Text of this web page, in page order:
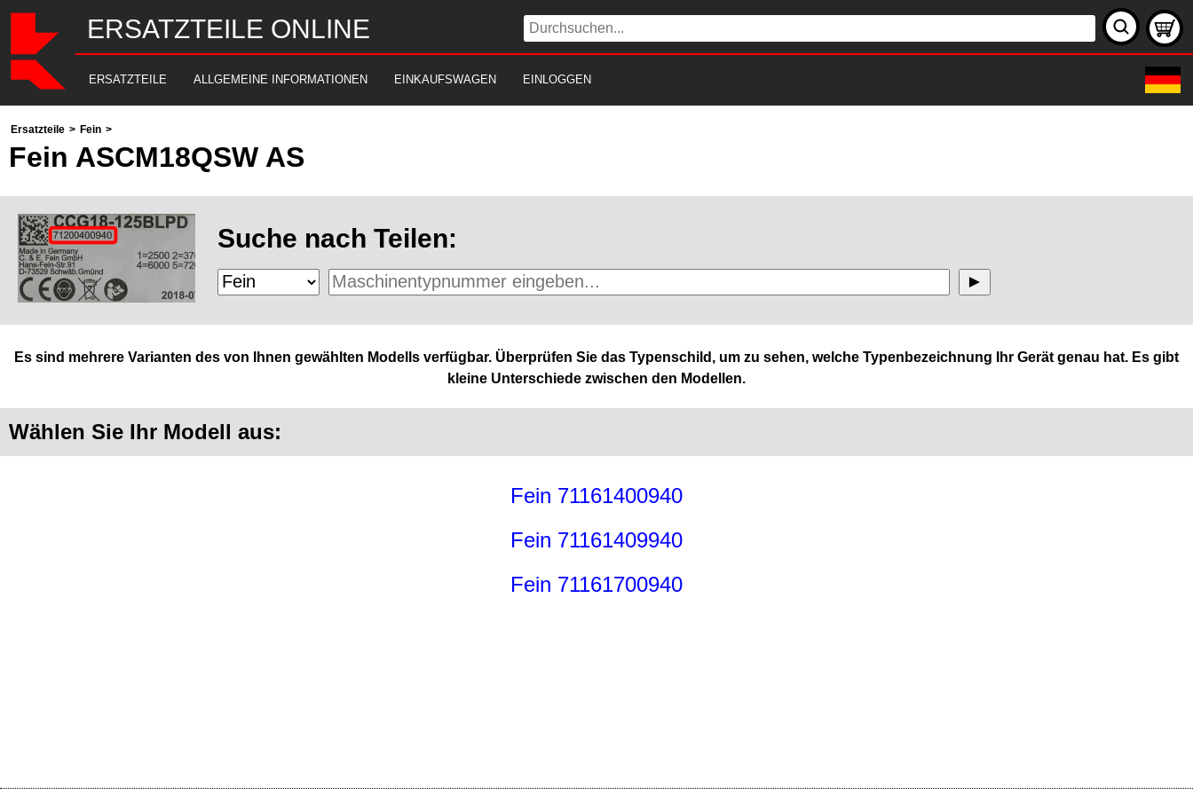
ERSATZTEILE ONLINE
ERSATZTEILE ALLGEMEINE INFORMATIONEN EINKAUFSWAGEN EINLOGGEN
Ersatzteile > Fein >
Fein ASCM18QSW AS
Suche nach Teilen:
Es sind mehrere Varianten des von Ihnen gewählten Modells verfügbar. Überprüfen Sie das Typenschild, um zu sehen, welche Typenbezeichnung Ihr Gerät genau hat. Es gibt
kleine Unterschiede zwischen den Modellen.
Wählen Sie Ihr Modell aus:
Fein 71161400940
Fein 71161409940
Fein 71161700940